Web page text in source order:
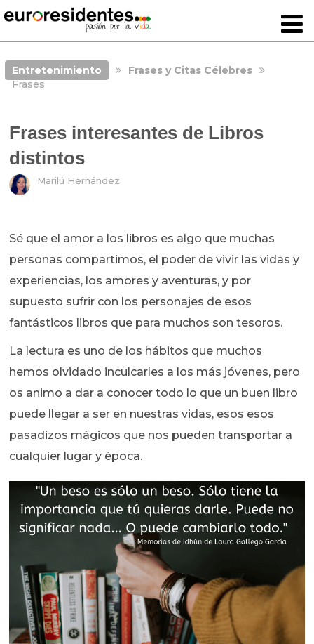
Entretenimiento
Frases y Citas Célebres
Frases
Frases interesantes de Libros
distintos
Marilú Hernández
Sé que el amor a los libros es algo que muchas
personas compartimos, el poder de vivir las vidas y
experiencias, los amores y aventuras, y por
supuesto sufrir con los personajes de esos
fantásticos libros que para muchos son tesoros.
La lectura es uno de los hábitos que muchos
hemos olvidado inculcarles a los más jóvenes, pero
os animo a dar a conocer todo lo que un buen libro
puede llegar a ser en nuestras vidas, esos esos
pasadizos mágicos que nos pueden transportar a
cualquier lugar y época.